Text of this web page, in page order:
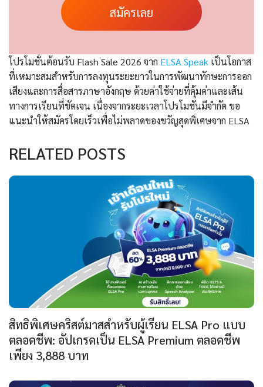
สมัครเลย
โปรโมชั่นต้อนรับ Flash Sale 2026 จาก ELSA Speak เป็นโอกาส
ที่เหมาะสมสำหรับการลงทุนระยะยาวในการพัฒนาทักษะการออก
เสียงและการสื่อสารภาษาอังกฤษ ด้วยค่าใช้จ่ายที่คุ้มค่าและเส้น
ทางการเรียนที่ชัดเจน เนื่องจากระยะเวลาโปรโมชันมีจำกัด ขอ
แนะนำให้สมัครโดยเร็วเพื่อไม่พลาดของขวัญสุดพิเศษจาก ELSA
RELATED POSTS
สิทธิพิเศษคริสต์มาสสำหรับผู้เรียน ELSA Pro แบบ
ตลอดชีพ: อัปเกรดเป็น ELSA Premium ตลอดชีพ
เพียง 3,888 บาท